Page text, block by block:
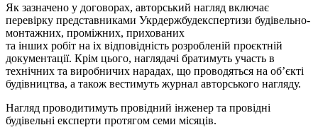
Як зазначено у договорах, авторський нагляд включає
перевiрку представниками Укрдержбудекспертизи будівельно-
монтажних, проміжних, прихованих
та iнших робiт на ix відповідність розробленій проєктній
документації. Крім цього, наглядачі братимуть участь в
технічних та виробничих нарадах, що проводяться на об’єкті
будівництва, а також вестимуть журнал авторського нагляду.
Нагляд проводитимуть провідний інженер та провідні
будівельні експерти протягом семи місяців.